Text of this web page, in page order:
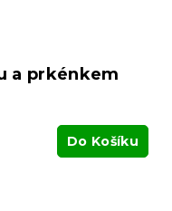
a prkénkem
Do Košíku